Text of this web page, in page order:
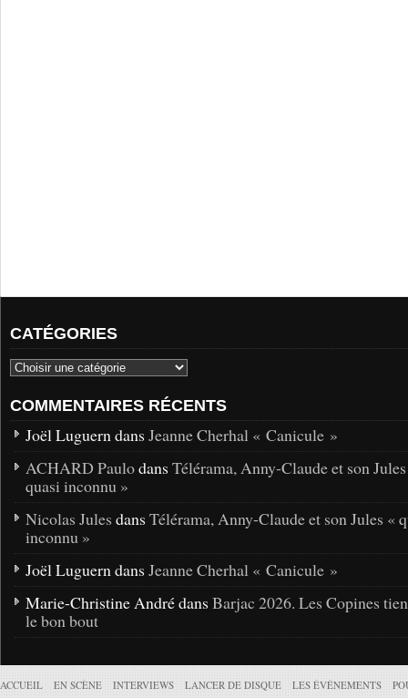
CATÉGORIES
COMMENTAIRES RÉCENTS
Joël Luguern dans Jeanne Cherhal « Canicule »
ACHARD Paulodans Télérama, Anny-Claude et son
quasi inconnu »
Nicolas Jules dans Télérama, Anny-Claude et son Jules «
inconnu »
Joël Luguern dans Jeanne Cherhal « Canicule »
Marie-Christine André dans Barjac 2026. Les Copines
le bon bout
ACCUEIL EN SCÈNE INTERVIEWS LANCER DE DISQUE LES ÉVÉNEMENTS